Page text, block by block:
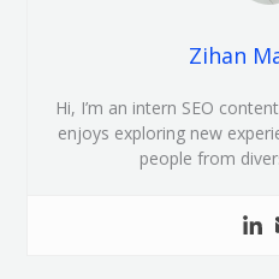
Zihan
Hi, I’m an intern SEO
enjoys exploring new
people from